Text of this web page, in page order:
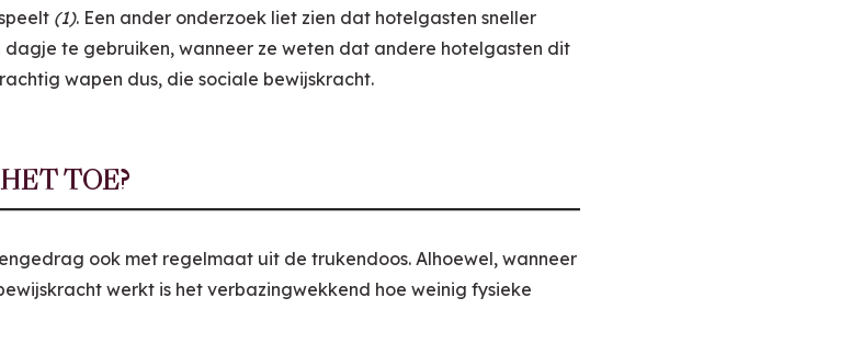
(1). Een ander onderzoek liet zien dat hotelgasten sneller
dagje te gebruiken, wanneer ze weten dat andere hotelgasten dit
wapen dus, die sociale bewijskracht.
TOE?
ook met regelmaat uit de trukendoos. Alhoewel, wanneer
werkt is het verbazingwekkend hoe weinig fysieke